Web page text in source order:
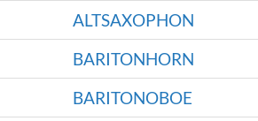
ALTSAXOPHON
BARITONHORN
BARITONOBOE